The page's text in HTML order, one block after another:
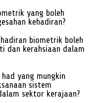
yang boleh
kehadiran?
biometrik boleh
dan kerahsiaan dalam
yang mungkin
sistem
sektor kerajaan?